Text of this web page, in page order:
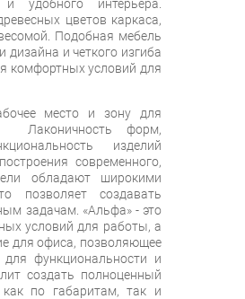
удобного интерьера.
цветов каркаса,
Подобная мебель
дизайна и четкого изгиба
комфортных условий для
место и зону для
Лаконичность форм,
изделий
современного,
обладают широкими
позволяет создавать
задачам. «Альфа» - это
условий для работы, а
для офиса, позволяющее
функциональности и
создать полноценный
по габаритам, так и